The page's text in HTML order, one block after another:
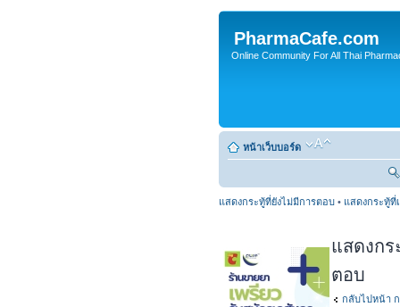
PharmaCafe.com
Online Community For All Thai
หน้าเว็บบอร์ด
แสดงกระทู้ที่ยังไม่มีการตอบ • แสดงกระทู้ที่
แสดงกร
ตอบ
กลับไปหน้า